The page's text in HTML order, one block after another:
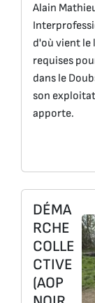
Alain
d'où vient le
requises
dans le
son
apporte.
DÉMA
RCHE
COLLE
CTIVE
(AOP